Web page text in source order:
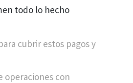
todo lo hecho
cubrir estos pagos y
operaciones con